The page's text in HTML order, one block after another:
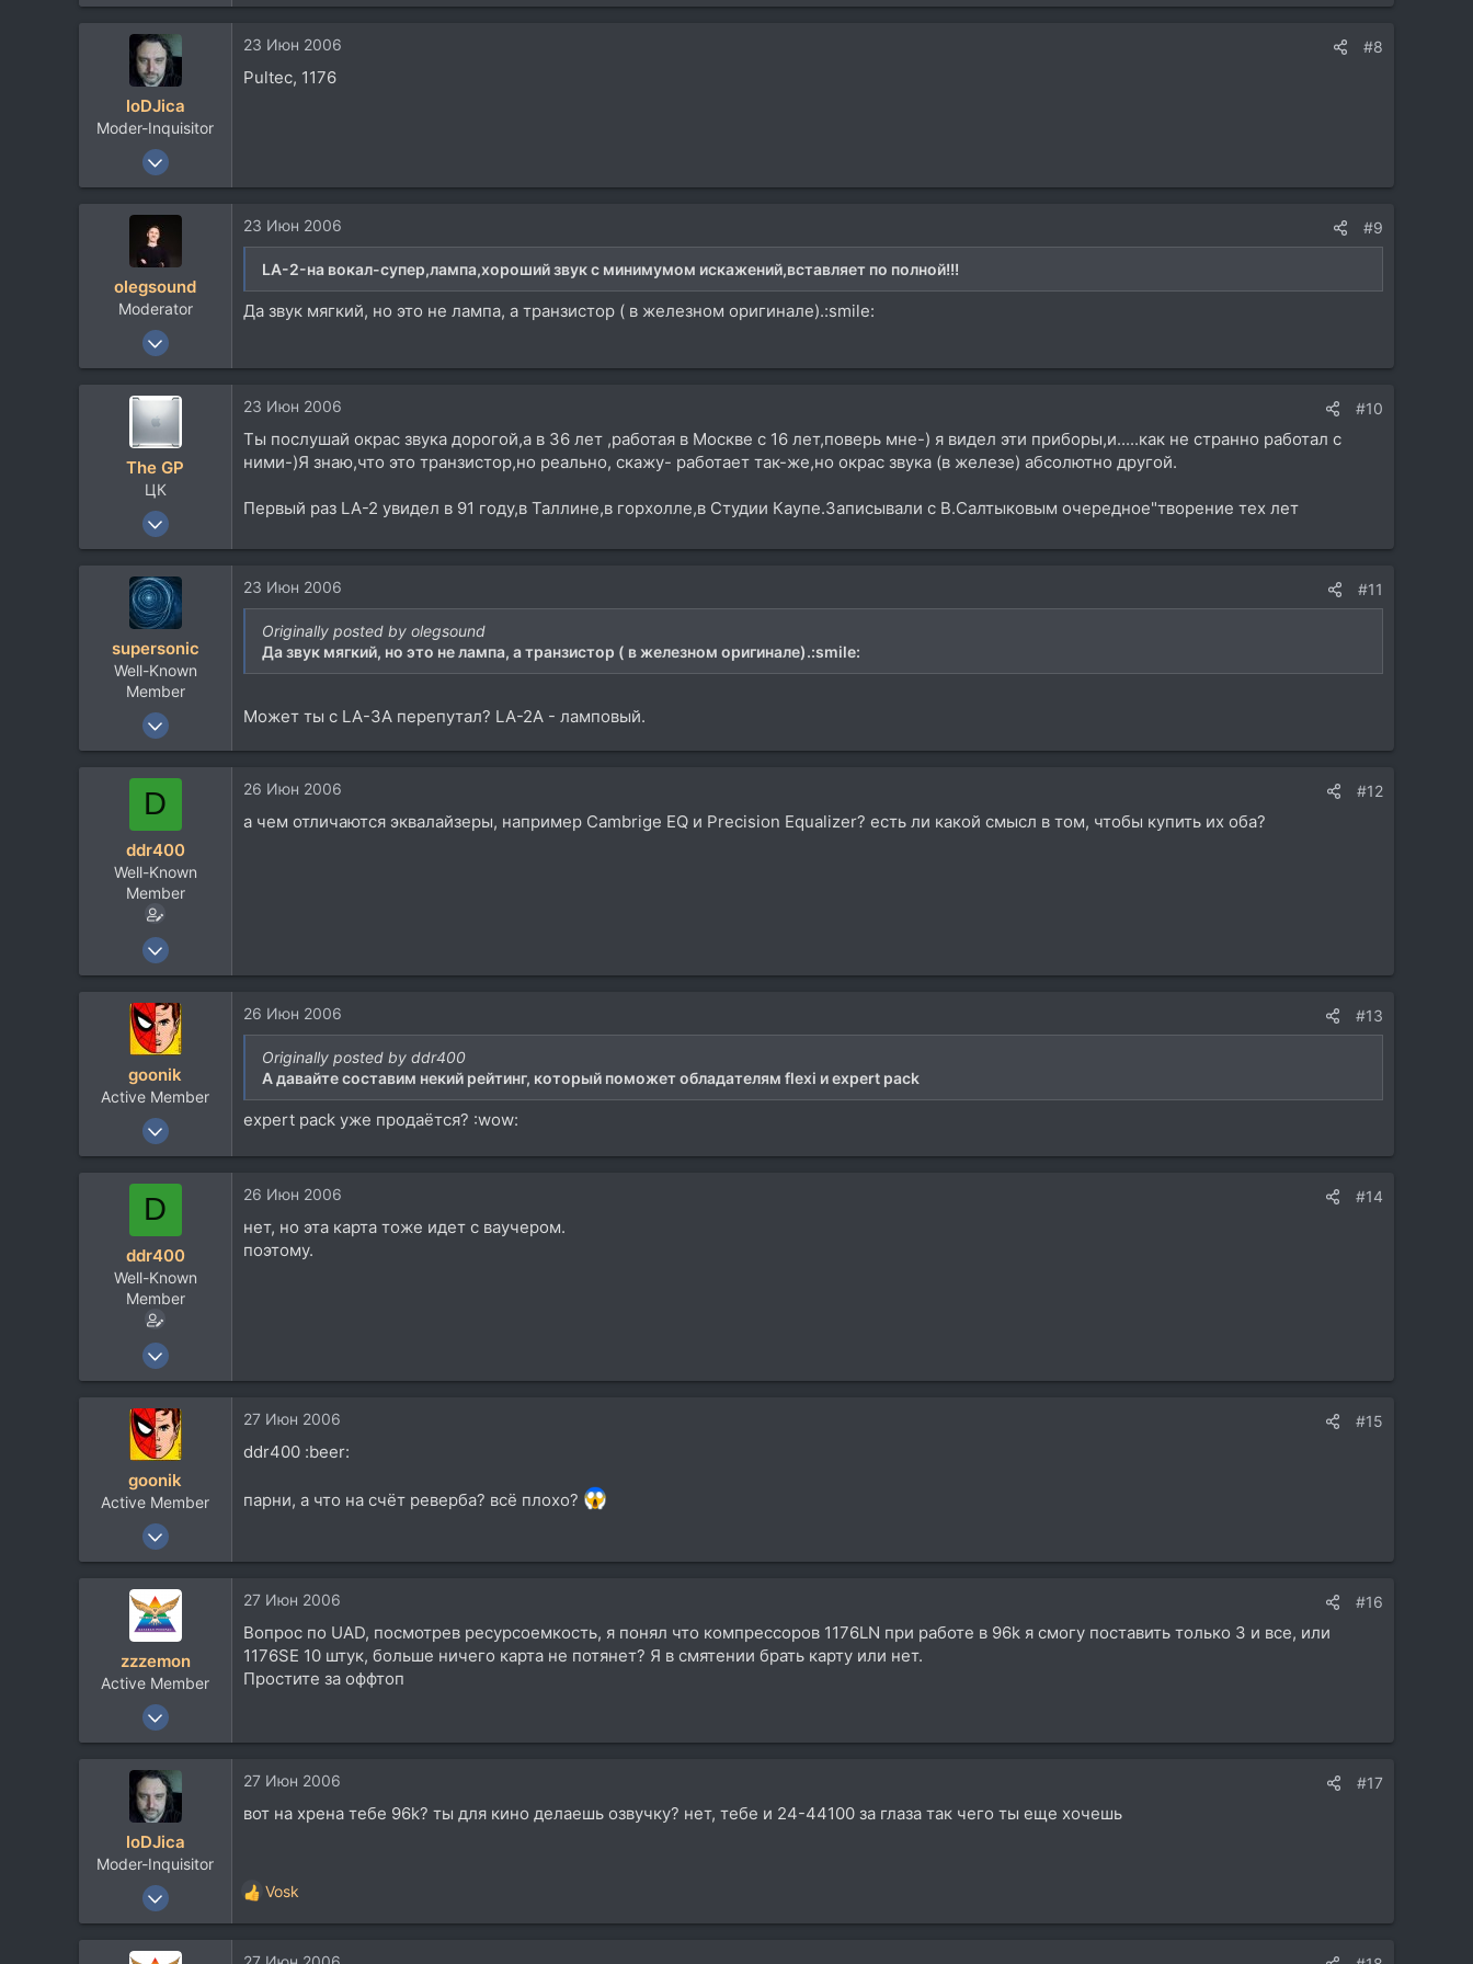
Москва
loDJica
Moder-Inquisitor
16 Янв 2003
Москва
23 Июн 2006 #8
Pultec, 1176
olegsound
Moderator
4 Май 2004
23 Июн 2006 #9
LA-2-на вокал-супер,лампа,хороший звук с минимумом искажений,вставляет по полной!!!
Да звук мягкий, но это не лампа, а транзистор ( в железном оригинале).:smile:
The GP
ЦК
8 Окт 2003
4.397
MALDIVES
23 Июн 2006 #10
Ты послушай окрас звука дорогой,а в 36 лет ,работая в Москве с 16 лет,поверь мне-) я видел эти приборы,и.....как не странно работал с
ними-)Я знаю,что это транзистор,но реально, скажу- работает так-же,но окрас звука (в железе) абсолютно другой.
Первый раз LA-2 увидел в 91 году,в Таллине,в горхолле,в Студии Каупе.Записывали с В.Салтыковым очередное"творение тех лет
supersonic
Well-Known
Member
17 Июл 2004
Москва
23 Июн 2006 #11
Originally posted by olegsound
Да звук мягкий, но это не лампа, а транзистор ( в железном оригинале).:smile:
Может ты с LA-3A перепутал? LA-2A - ламповый.
D
ddr400
Well-Known
Member
8 Июн 2005
26 Июн 2006 #12
а чем отличаются эквалайзеры, например Cambrige EQ и Precision Equalizer? есть ли какой смысл в том, чтобы купить их оба?
goonik
Active Member
11 Ноя 2005
26 Июн 2006 #13
Originally posted by ddr400
А давайте составим некий рейтинг, который поможет обладателям flexi и expert pack
expert pack уже продаётся? :wow:
D
ddr400
Well-Known
Member
8 Июн 2005
26 Июн 2006 #14
нет, но эта карта тоже идет с ваучером.
поэтому.
goonik
Active Member
11 Ноя 2005
27 Июн 2006 #15
ddr400 :beer:
парни, а что на счёт реверба? всё плохо?
zzzemon
Active Member
22 Июл 2005
Краснодар
27 Июн 2006 #16
Вопрос по UAD, посмотрев ресурсоемкость, я понял что компрессоров 1176LN при работе в 96k я смогу поставить только 3 и все, или
1176SE 10 штук, больше ничего карта не потянет? Я в смятении брать карту или нет.
Простите за оффтоп
loDJica
Moder-Inquisitor
16 Янв 2003
27 Июн 2006 #17
вот на хрена тебе 96k? ты для кино делаешь озвучку? нет, тебе и 24-44100 за глаза так чего ты еще хочешь
Р
е
Vosk